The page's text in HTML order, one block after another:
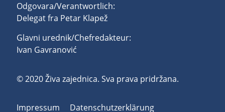
Odgovara/Verantwortlich:
Delegat fra Petar Klapež
Glavni urednik/Chefredakteur:
Ivan Gavranović
© 2020 Živa zajednica. Sva prava pridržana.
Impressum
Datenschutzerklärung